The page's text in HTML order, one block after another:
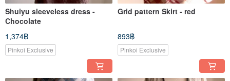
Shuiyu sleeveless dress -
Chocolate
1,374฿
Pinkoi Exclusive
Grid pattern Skirt - red
893฿
Pinkoi Exclusive